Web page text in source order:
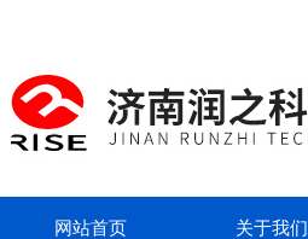
网站首页 关于我们